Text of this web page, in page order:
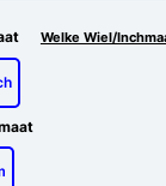
Welke Wiel/